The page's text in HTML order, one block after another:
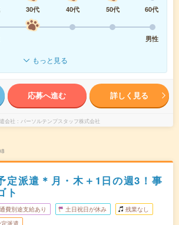
30代 40代 50代
60代
男性
もっと見る
応募へ進む 詳しく見る
会社 パーソルテンプスタッフ株式会社
定派遣＊月・木＋1日の週3！事
ト
費別途支給あり 土日祝日が休み 残業なし
派遣